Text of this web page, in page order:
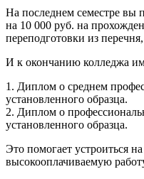
На последнем семестре вы
на 10 000 руб. на
переподготовки из
И к окончанию колледжа
1. Диплом о среднем
установленного образца.
2. Диплом о
установленного образца.
Это помогает устроиться
высокооплачиваемую